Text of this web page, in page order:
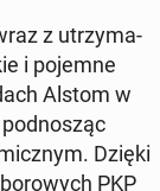
z utrzy­ma­
i pojemne
Alstom w
Dzięki
PKP